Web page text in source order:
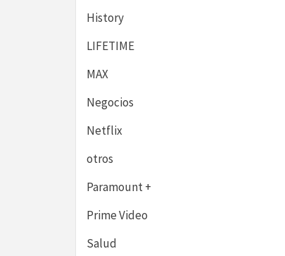
History
LIFETIME
MAX
Negocios
Netflix
otros
Paramount +
Prime Video
Salud